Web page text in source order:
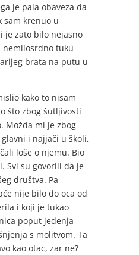
je pala obaveza da
sam krenuo u
je zato bilo nejasno
nemilosrdno tuku
brata na putu u
kako to nisam
što zbog šutljivosti
Možda mi je zbog
i najjači u školi,
loše o njemu. Bio
Svi su govorili da je
društva. Pa
nije bilo do oca od
i koji je tukao
poput jedenja
s molitvom. Ta
kao otac, zar ne?